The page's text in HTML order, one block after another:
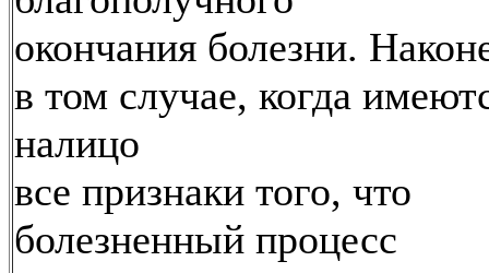
окончания болезни.
в том случае, когда
налицо
все признаки того, что
болезненный процесс